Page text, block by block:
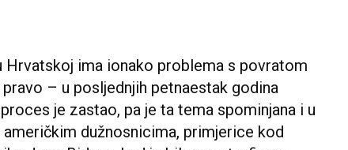
Hrvatskoj ima ionako problema s povratom
– u posljednjih petnaestak godina
je zastao, pa je ta tema spominjana i u
dužnosnicima, primjerice kod